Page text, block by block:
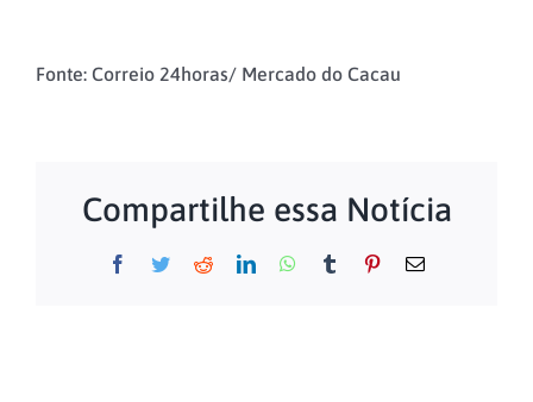
Fonte: Correio 24horas/ Mercado do Cacau
Compartilhe essa Notícia
Facebook
TwitterRedditLinkedInWhatsApp
Tumblr Pinterest
E-